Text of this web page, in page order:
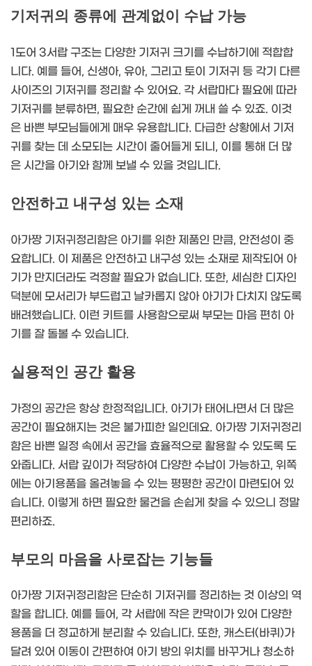
기저귀의 종류에 관계없이 수납 가능
1도어 3서랍 구조는 다양한 기저귀 크기를 수납하기에 적합합
니다. 예를 들어, 신생아, 유아, 그리고 토이 기저귀 등 각기 다른
사이즈의 기저귀를 정리할 수 있어요. 각 서랍마다 필요에 따라
기저귀를 분류하면, 필요한 순간에 쉽게 꺼내 쓸 수 있죠. 이것
은 바쁜 부모님들에게 매우 유용합니다. 다급한 상황에서 기저
귀를 찾는 데 소모되는 시간이 줄어들게 되니, 이를 통해 더 많
은 시간을 아기와 함께 보낼 수 있을 것입니다.
안전하고 내구성 있는 소재
아가짱 기저귀정리함은 아기를 위한 제품인 만큼, 안전성이 중
요합니다. 이 제품은 안전하고 내구성 있는 소재로 제작되어 아
기가 만지더라도 걱정할 필요가 없습니다. 또한, 세심한 디자인
덕분에 모서리가 부드럽고 날카롭지 않아 아기가 다치지 않도록
배려했습니다. 이런 키트를 사용함으로써 부모는 마음 편히 아
기를 잘 돌볼 수 있습니다.
실용적인 공간 활용
가정의 공간은 항상 한정적입니다. 아기가 태어나면서 더 많은
공간이 필요해지는 것은 불가피한 일인데요. 아가짱 기저귀정리
함은 바쁜 일정 속에서 공간을 효율적으로 활용할 수 있도록 도
와줍니다. 서랍 깊이가 적당하여 다양한 수납이 가능하고, 위쪽
에는 아기용품을 올려놓을 수 있는 평평한 공간이 마련되어 있
습니다. 이렇게 하면 필요한 물건을 손쉽게 찾을 수 있으니 정말
편리하죠.
부모의 마음을 사로잡는 기능들
아가짱 기저귀정리함은 단순히 기저귀를 정리하는 것 이상의 역
할을 합니다. 예를 들어, 각 서랍에 작은 칸막이가 있어 다양한
용품을 더 정교하게 분리할 수 있습니다. 또한, 캐스터(바퀴)가
달려 있어 이동이 간편하여 아기 방의 위치를 바꾸거나 청소하